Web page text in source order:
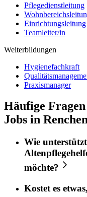
Pflegedienstleitung
Einrichtungsleitung
Teamleiter/in
Weiterbildungen
Hygienefachkraft
Praxismanager
Häufige
Jobs in
Wie
möchte?
Kostet es etwas,